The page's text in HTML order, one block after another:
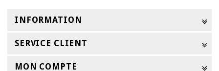
INFORMATION
SERVICE CLIENT
MON COMPTE